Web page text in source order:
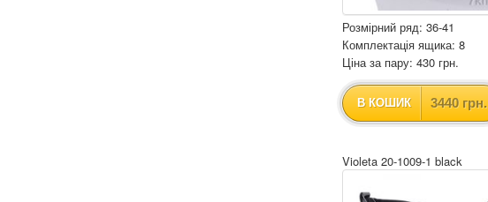
Розмірний ряд: 36-41
Комплектація ящика: 8
Ціна за пару: 430 грн.
В КОШИК 3440 грн.
Violeta 20-1009-1 black